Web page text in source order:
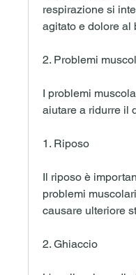
respirazione si
agitato e dolore al
2. Problemi
I problemi
aiutare a ridurre il
1. Riposo
Il riposo è
problemi
causare ulteriore
2. Ghiaccio